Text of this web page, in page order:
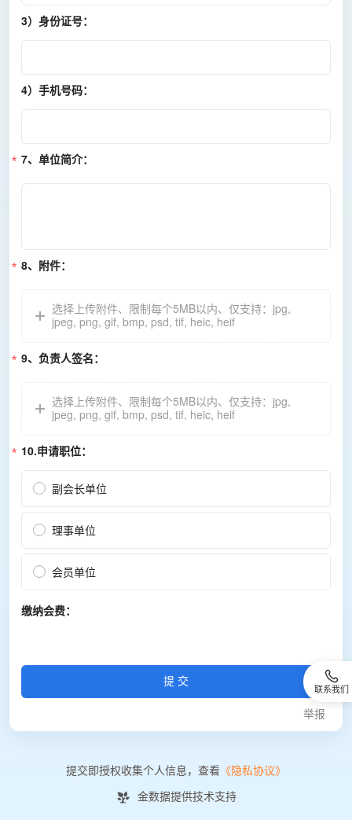
联系我们
3）身份证号：
4）手机号码：
7、单位简介：
8、附件：
选择上传附件、 限制每个5MB以内、仅支持：jpg,
jpeg, png, gif, bmp, psd, tif, heic, heif
9、负责人签名：
选择上传附件、 限制每个5MB以内、仅支持：jpg,
jpeg, png, gif, bmp, psd, tif, heic, heif
10.申请职位：
副会长单位
理事单位
会员单位
缴纳会费：
提交
举报
提交即授权收集个人信息，查看 《隐私协议》
金数据提供技术支持